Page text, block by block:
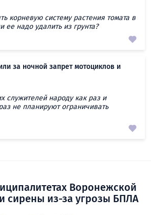
корневую систему растения томата в
ее надо удалить из грунта?
за ночной запрет мотоциклов и
служителей народу как раз и
не планируют ограничивать
Воронежской
сирены из-за угрозы БПЛА